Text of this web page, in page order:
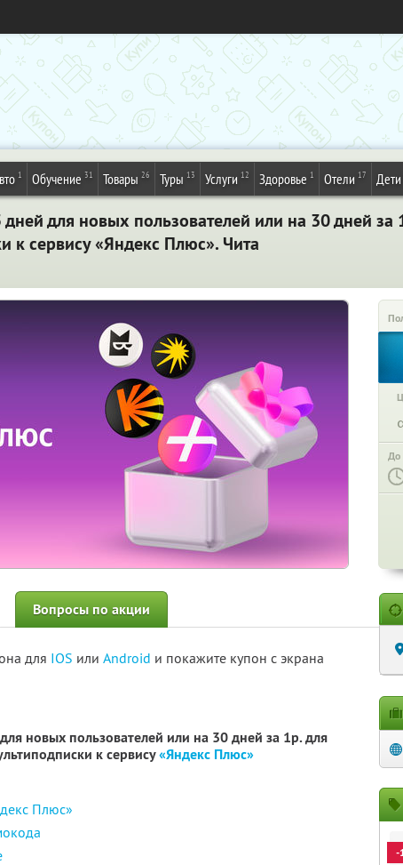
1 Обучение 31 Товары 26 Туры 13 Услуги 12 Здоровье 1 Отели 17 Дети
для новых пользователей или на 30 дней за
к сервису «Яндекс Плюс». Чита
До
Вопросы по акции
для IOS или Android и покажите купон с экрана
новых пользователей или на 30 дней за 1р. для
к сервису«Яндекс Плюс»
Плюс»
-